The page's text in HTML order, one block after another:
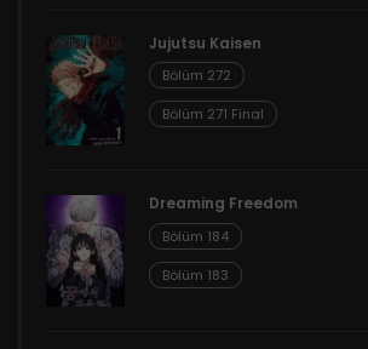
Jujutsu Kaisen
Bölüm 272
Bölüm 271 Final
Dreaming Freedom
Bölüm 184
Bölüm 183